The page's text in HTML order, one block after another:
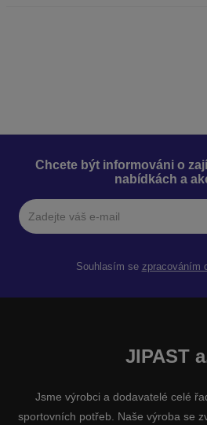
Chcete být informováni o
nabídkách a
Souhlasím se zpracováním
JIPAST
Jsme výrobci a dodavatelé celé
sportovních potřeb. Naše výroba se